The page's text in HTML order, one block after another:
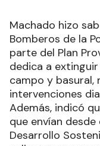
Machado hizo
Bomberos de la
parte del Plan
dedica a
campo y basural,
intervenciones
Además, indicó
que envían
Desarrollo